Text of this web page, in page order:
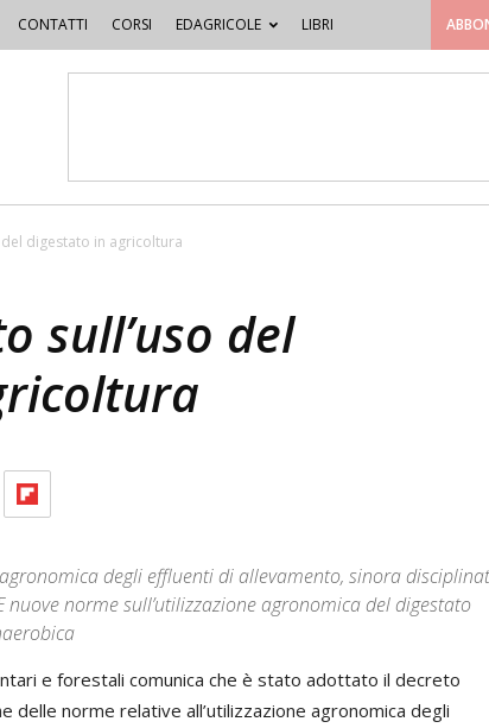
CONTATTI CORSI EDAGRICOLE LIBRI
digestato in agricoltura
sull’uso del
degli effluenti di allevamento, sinora
norme sull’utilizzazione agronomica del digestato
e forestali comunica che è stato adottato il decreto
delle norme relative all’utilizzazione agronomica degli